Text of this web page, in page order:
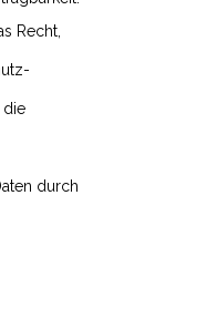
Recht,
die
durch